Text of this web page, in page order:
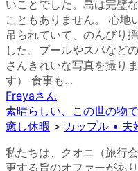
いことでした。島は完璧
こともありません。 心地
吊られていて、のんびり
した。プールやスパなど
さんきれいな写真を撮り
す） 食事も...
Freyaさん
素晴らしい、この世の物
癒し休暇 > カップル • 夫
私たちは、クオニ（旅行
更する旨のオファーがあ